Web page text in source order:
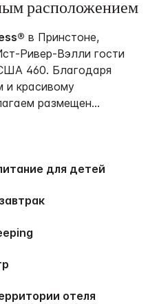
расположением
в Принстоне,
Ривер-Вэлли гости
460. Благодаря
и красивому
размещен...
для детей
отеля